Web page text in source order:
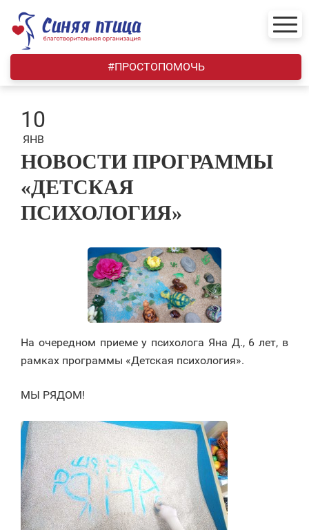
content
#ПРОСТОПОМОЧЬ
10
ЯНВ
НОВОСТИ ПРОГРАММЫ
«ДЕТСКАЯ
ПСИХОЛОГИЯ»
На очередном приеме у психолога Яна Д., 6 лет, в
рамках программы «Детская психология».
МЫ РЯДОМ!